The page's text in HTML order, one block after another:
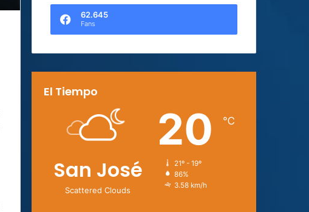
62.645
Fans
El Tiempo
San José
Scattered Clouds
20 ℃
21º - 19º
86%
3.58 km/h